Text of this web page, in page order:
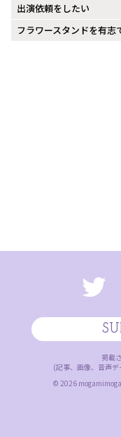
出演依頼をしたい
フラワースタンドを有志
掲載
(記事、画像、音声デ
© 2026